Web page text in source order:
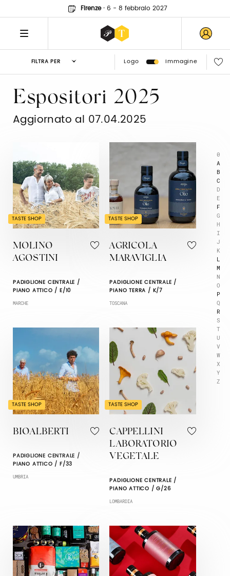
Firenze· 6 - 8 febbraio 2027
FILTRA PER Logo Immagine
0
A
B
C
D
E
F
G
H
I
J
K
L
M
N
O
P
Q
R
S
T
U
V
W
X
Y
Z
Espositori 2025
Aggiornato al 07.04.2025
TASTE SHOP
MOLINO
AGOSTINI
PADIGLIONE CENTRALE /
PIANO ATTICO / E/10
MARCHE
TASTE SHOP
AGRICOLA
MARAVIGLIA
PADIGLIONE CENTRALE /
PIANO TERRA / K/7
TOSCANA
TASTE SHOP
BIOALBERTI
PADIGLIONE CENTRALE /
PIANO ATTICO / F/33
UMBRIA
TASTE SHOP
CAPPELLINI
LABORATORIO
VEGETALE
PADIGLIONE CENTRALE /
PIANO ATTICO / G/26
LOMBARDIA